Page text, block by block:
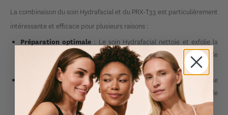
La combinaison du soin Hydrafacial et du PRX-T33 est particulièrement
intéressante et efficace pour plusieurs raisons :
Préparation optimale : Le soin Hydrafacial nettoie et exfolie la
peau en profondeur, préparant celle-ci à recevoir le PRX-T33 de
manière optimale.
Double stimulation: Tandis que l'Hydrafacial hydrate et revitalise
instantanément la peau, le PRX-T33 stimule la production de
collagène à plus long terme, offrant un double effet bénéfique.